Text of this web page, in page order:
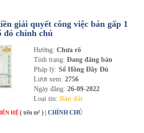
giải quyết công việc bán gấp 1
đỏ chính chủ
Hướng: Chưa rõ
Tình trạng: Đang đăng bán
Pháp lý: Sổ Hồng Đầy Đủ
Lượt xem: 2756
Ngày đăng: 26-09-2022
Loại tin: Bán đất
HỆ ( trên m² ) | CHÍNH CHỦ